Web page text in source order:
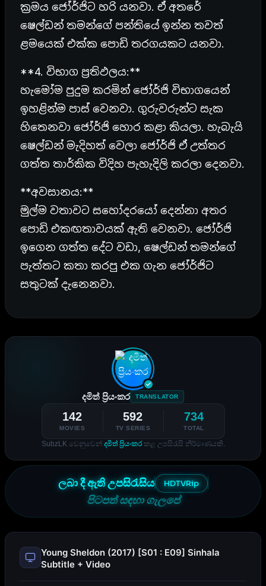
ක්‍රමය ජෝර්ජිට හරි යනවා. ඒ අතරේ
ෂෙල්ඩන් තමන්ගේ පන්තියේ ඉන්න තවත්
ළමයෙක් එක්ක පොඩි තරගයකට යනවා.
**4. විභාග ප්‍රතිඵලය:**
හැමෝම පුදුම කරමින් ජෝර්ජි විභාගයෙන්
ඉහළින්ම පාස් වෙනවා. ගුරුවරුන්ට සැක
හිතෙනවා ජෝර්ජි හොර කළා කියලා. හැබැයි
ෂෙල්ඩන් මැදිහත් වෙලා ජෝර්ජි ඒ උත්තර
ගත්ත තාර්කික විදිහ පැහැදිලි කරලා දෙනවා.
**අවසානය:**
මුල්ම වතාවට සහෝදරයෝ දෙන්නා අතර
පොඩි එකඟතාවයක් ඇති වෙනවා. ජෝර්ජි
ඉගෙන ගත්ත දේට වඩා, ෂෙල්ඩන් තමන්ගේ
පැත්තට කතා කරපු එක ගැන ජෝර්ජිට
සතුටක් දැනෙනවා.
දමිත් ප්‍රියංකර TRANSLATOR
142
MOVIES
592
TV SERIES
734
TOTAL
SubzLK වෙනුවෙන් දමිත් ප්‍රියංකරකළ උපසිරැසි නිර්මාණයකි.
ලබා දී ඇති උපසිරැසිය HDTVRip
පිටපත් සඳහා ගැලපේ
Young Sheldon (2017) [S01 : E09] Sinhala
Subtitle + Video